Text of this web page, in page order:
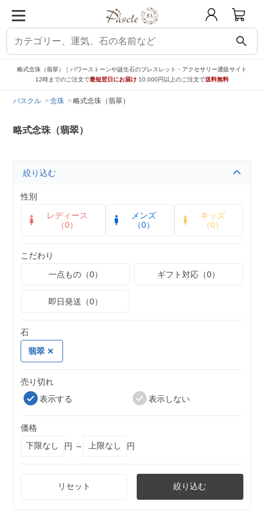
search
略式念珠（翡翠）｜パワーストーンや誕生石のブレスレット・アクセサリー通販サイト
12時までのご注文で最短翌日にお届け 10,000円以上のご注文で送料無料
パスクル 念珠 略式念珠（翡翠）
略式念珠（翡翠）
絞り込む
性別
レディース
（0）
メンズ
（0）
キッズ
（0）
こだわり
一点もの（0）
ギフト対応（0）
即日発送（0）
石
翡翠
売り切れ
表示する
表示しない
価格
円 ～
円
リセット 絞り込む